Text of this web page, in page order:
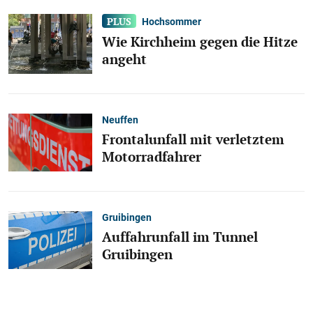
Hochsommer
Wie Kirchheim gegen die Hitze
angeht
Neuffen
Frontalunfall mit verletztem
Motorradfahrer
Gruibingen
Auffahrunfall im Tunnel
Gruibingen